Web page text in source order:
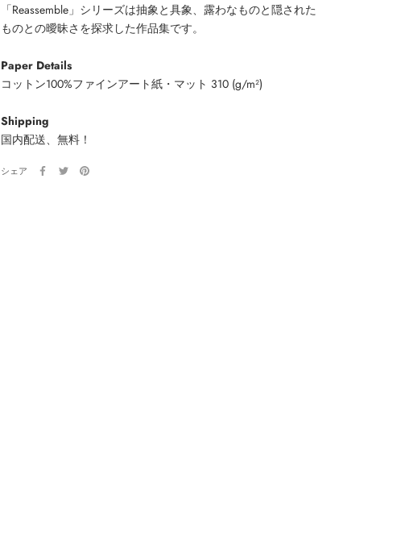
「Reassemble」シリーズは抽象と具象、露わなものと隠された
ものとの曖昧さを探求した作品集です。
Paper Details
コットン100%ファインアート紙・マット 310 (g/m²)
Shipping
国内配送、無料！
シェア